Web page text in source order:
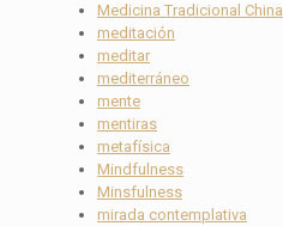
Medicina Tradicional China
meditación
meditar
mediterráneo
mente
mentiras
metafísica
Mindfulness
Minsfulness
mirada contemplativa